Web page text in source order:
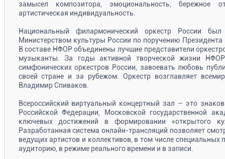
замысел композитора, эмоциональность, бережное
артистическая индивидуальность.
Национальный филармонический оркестр России
Министерством культуры России по поручению
В составе НФОР объединены лучшие представители
музыканты. За годы активной творческой жизни
симфонических оркестров России, завоевать любовь
своей стране и за рубежом. Оркестр возглавляет
Владимир Спиваков.
Всероссийский виртуальный концертный зал – это
Российской Федерации, Московской государственной
ключевых достижений в формировании «открытого
Разработанная система онлайн-трансляций позволяет
ведущих артистов и коллективов, в том числе
аудиторию, в режиме реального времени и в записи.